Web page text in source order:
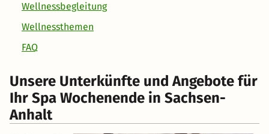
Wellnessbegleitung
Wellnessthemen
FAQ
Unsere Unterkünfte und Angebote für
Ihr Spa Wochenende in Sachsen-
Anhalt